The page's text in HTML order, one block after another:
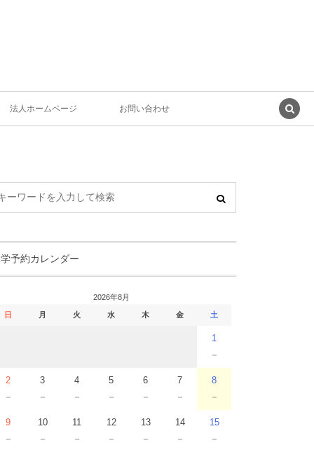
法人ホームページ お問い合わせ
予約カレンダー
2026年8月
日 月 火 水 木 金 土
1
－
2
－
3
－
4
－
5
－
6
－
7
－
8
－
9
－
10
－
11
－
12
－
13
－
14
－
15
－